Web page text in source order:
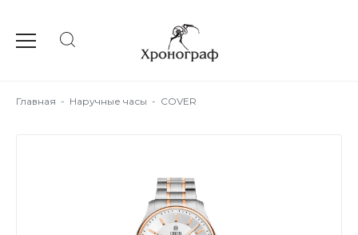
Главная - Наручные часы - COVER